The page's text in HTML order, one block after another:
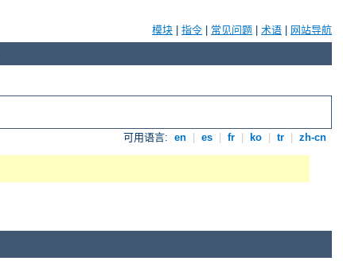
模块 指令 常见问题 术语 网站导航
可用语言: en es fr ko tr zh-cn